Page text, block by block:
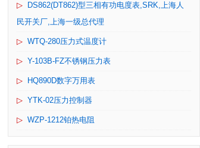
▷
DS862(DT862)型三相有功电度表,SRK,上海人
民开关厂,上海一级总代理
▷ WTQ-280压力式温度计
▷ Y-103B-FZ不锈钢压力表
▷ HQ890D数字万用表
▷ YTK-02压力控制器
▷ WZP-1212铂热电阻